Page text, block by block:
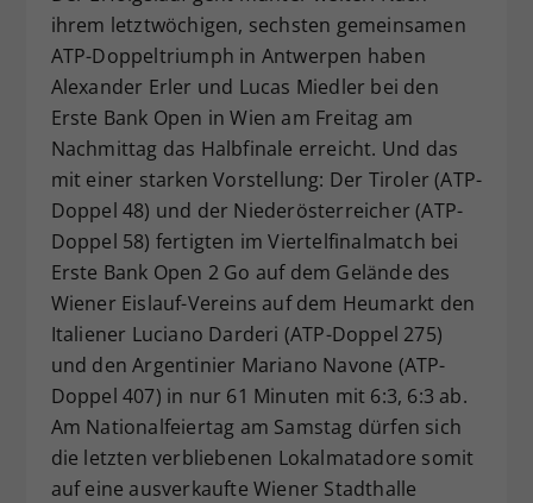
ihrem letztwöchigen, sechsten gemeinsamen
ATP-Doppeltriumph in Antwerpen haben
Alexander Erler und Lucas Miedler bei den
Erste Bank Open in Wien am Freitag am
Nachmittag das Halbfinale erreicht. Und das
mit einer starken Vorstellung: Der Tiroler (ATP-
Doppel 48) und der Niederösterreicher (ATP-
Doppel 58) fertigten im Viertelfinalmatch bei
Erste Bank Open 2 Go auf dem Gelände des
Wiener Eislauf-Vereins auf dem Heumarkt den
Italiener Luciano Darderi (ATP-Doppel 275)
und den Argentinier Mariano Navone (ATP-
Doppel 407) in nur 61 Minuten mit 6:3, 6:3 ab.
Am Nationalfeiertag am Samstag dürfen sich
die letzten verbliebenen Lokalmatadore somit
auf eine ausverkaufte Wiener Stadthalle
Zweck
Dieser Wert speichert Ihre Consent-
Einstellungen. Unter anderem eine
zufällig generierte ID, für die
historische Speicherung Ihrer
vorgenommen Einstellungen, falls der
Webseiten-Betreiber dies eingestellt
hat.